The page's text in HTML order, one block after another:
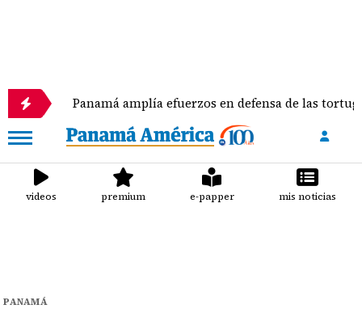
Panamá amplía efuerzos en defensa de las tortugas
videos premium e-papper mis noticias
PANAMÁ